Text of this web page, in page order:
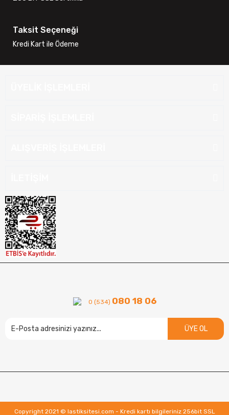
Taksit Seçeneği
Kredi Kart ile Ödeme
0 (534) 080 18 06
ÜYE OL
Copyright 2021 © lastiksitesi.com - Kredi kartı bilgileriniz 256bit SSL